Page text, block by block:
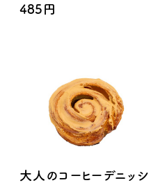
485円
大人のコーヒーデニッシ